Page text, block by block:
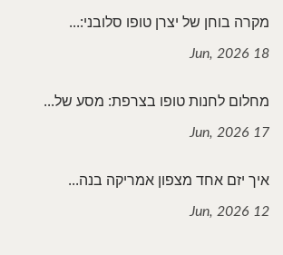
מקרה בוחן של יצרן טופו סלובני:...
18 Jun, 2026
מחלום לחנות טופו בצרפת: מסע של...
17 Jun, 2026
איך יזם אחד מצפון אמריקה בנה...
12 Jun, 2026